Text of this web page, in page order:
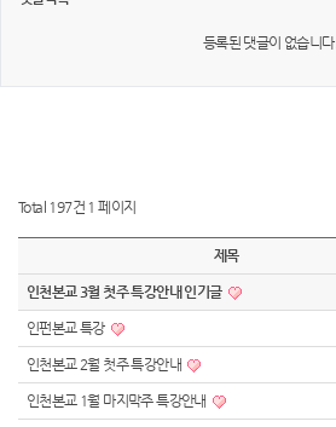
등록된 댓글이 없습니다.
Total 197건 1 페이지
제목
인천본교 3월 첫주 특강안내 인기글
인펀본교 특강
인천본교 2월 첫주 특강안내
인천본교 1월 마지막주 특강안내